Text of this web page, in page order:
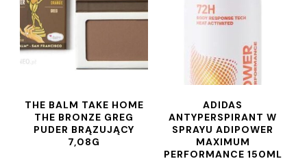
THE BALM TAKE HOME
THE BRONZE GREG
PUDER BRĄZUJĄCY
7,08G
ADIDAS
ANTYPERSPIRANT W
SPRAYU ADIPOWER
MAXIMUM
PERFORMANCE 150ML